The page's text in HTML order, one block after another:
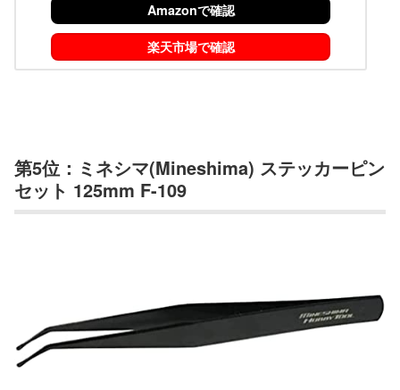
Amazonで確認
楽天市場で確認
第5位：ミネシマ(Mineshima) ステッカーピン
セット 125mm F-109